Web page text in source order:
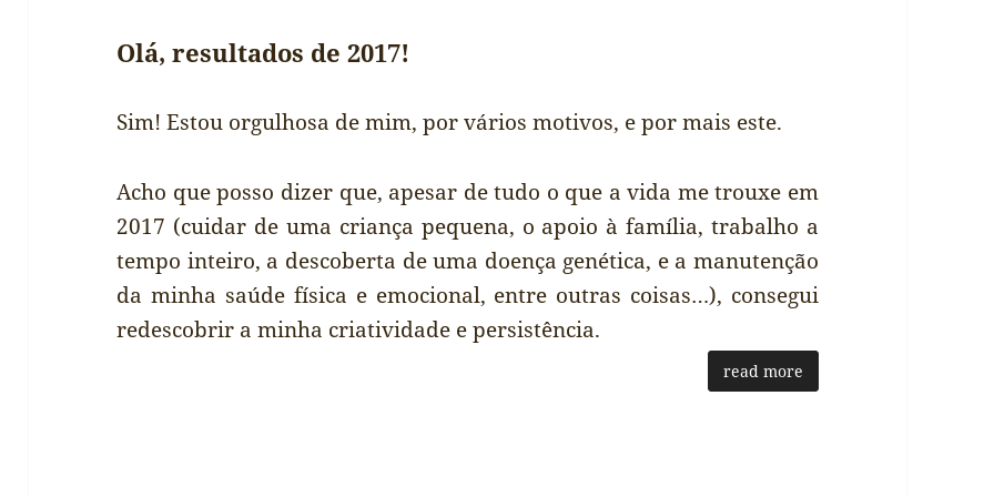
Olá, resultados de 2017!
Sim! Estou orgulhosa de mim, por vários motivos, e por mais este.
Acho que posso dizer que, apesar de tudo o que a vida me trouxe em
2017 (cuidar de uma criança pequena, o apoio à família, trabalho a
tempo inteiro, a descoberta de uma doença genética, e a manutenção
da minha saúde física e emocional, entre outras coisas…), consegui
redescobrir a minha criatividade e persistência.
read more